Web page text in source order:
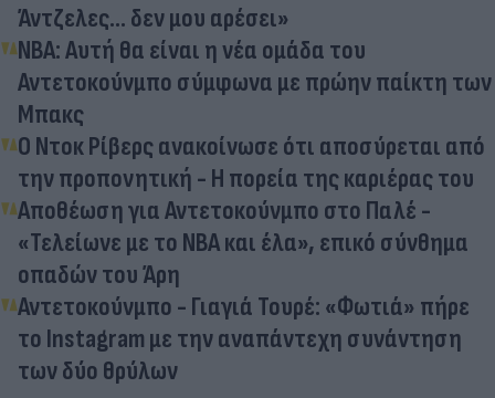
Άντζελες... δεν μου αρέσει»
ΝΒΑ: Αυτή θα είναι η νέα ομάδα του
Αντετοκούνμπο σύμφωνα με πρώην παίκτη των
Μπακς
Ο Ντοκ Ρίβερς ανακοίνωσε ότι αποσύρεται από
την προπονητική - Η πορεία της καριέρας του
Αποθέωση για Αντετοκούνμπο στο Παλέ -
«Τελείωνε με το NBA και έλα», επικό σύνθημα
οπαδών του Άρη
Αντετοκούνμπο - Γιαγιά Τουρέ: «Φωτιά» πήρε
το Instagram με την αναπάντεχη συνάντηση
των δύο θρύλων